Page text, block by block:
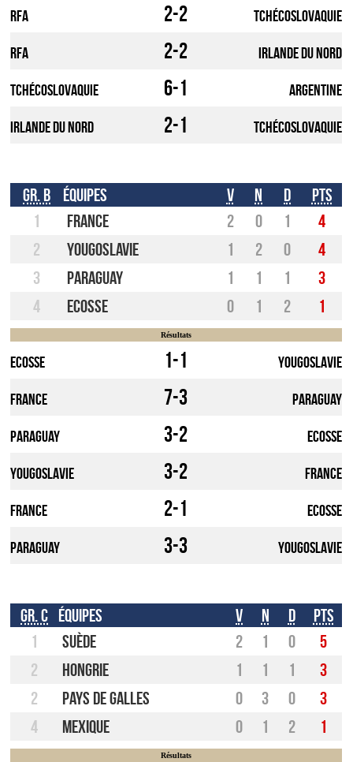
RFA 2-2 Tchécoslovaquie
RFA 2-2 Irlande du Nord
Tchécoslovaquie 6-1 Argentine
Irlande du Nord 2-1 Tchécoslovaquie
Gr. B Équipes V N D
Pts
1
France 2 0 1
4
2
Yougoslavie 1 2 0
4
3
Paraguay 1 1 1
3
4
Ecosse 0 1 2 1
Résultats
Ecosse 1-1 Yougoslavie
France 7-3 Paraguay
Paraguay 3-2 Ecosse
Yougoslavie 3-2 France
France 2-1 Ecosse
Paraguay 3-3 Yougoslavie
Gr. C Équipes V N D
Pts
1
Suède 2 1 0
5
2
Hongrie 1 1 1
3
2
Pays de galles 0 3 0
3
4
Mexique 0 1 2 1
Résultats